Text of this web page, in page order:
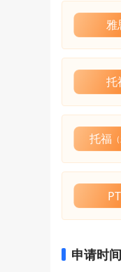
雅
托
托福（
申请时间